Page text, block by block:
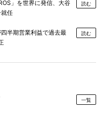
」を世界に発信、大谷
任
読む
半期営業利益で過去最
読む
一覧